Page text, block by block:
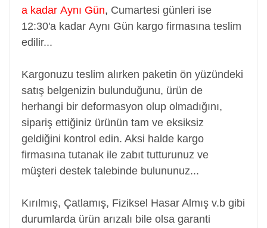
a kadar Aynı Gün, Cumartesi günleri ise
12:30'a kadar Aynı Gün kargo firmasına teslim
edilir...
Kargonuzu teslim alırken paketin ön yüzündeki
satış belgenizin bulunduğunu, ürün de
herhangi bir deformasyon olup olmadığını,
sipariş ettiğiniz ürünün tam ve eksiksiz
geldiğini kontrol edin. Aksi halde kargo
firmasına tutanak ile zabıt tutturunuz ve
müşteri destek talebinde bulununuz...
Kırılmış, Çatlamış, Fiziksel Hasar Almış v.b gibi
durumlarda ürün arızalı bile olsa garanti